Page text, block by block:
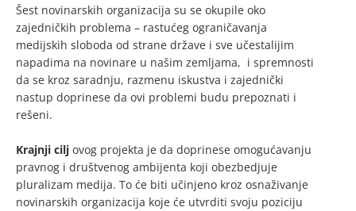
Šest novinarskih organizacija su se okupile oko
zajedničkih problema – rastućeg ograničavanja
medijskih sloboda od strane države i sve učestalijim
napadima na novinare u našim zemljama, i spremnosti
da se kroz saradnju, razmenu iskustva i zajednički
nastup doprinese da ovi problemi budu prepoznati i
rešeni.
Krajnji cilj ovog projekta je da doprinese omogućavanju
pravnog i društvenog ambijenta koji obezbedjuje
pluralizam medija. To će biti učinjeno kroz osnaživanje
novinarskih organizacija koje će utvrditi svoju poziciju